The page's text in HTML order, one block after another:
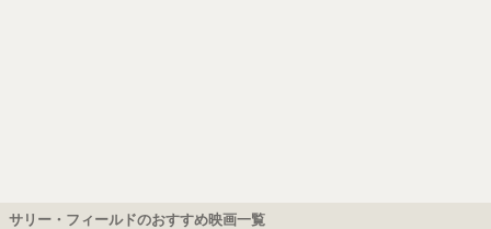
サリー・フィールドのおすすめ映画一覧